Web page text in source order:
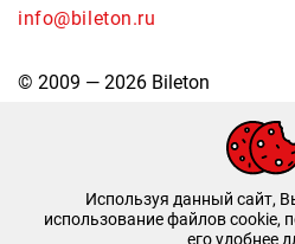
info@bileton.ru
© 2009 — 2026 Bileton
Используя данный сайт,
использование файлов cookie,
его удобнее